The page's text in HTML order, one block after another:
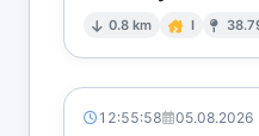
0.8 km I
12:55:58 05.08.2026